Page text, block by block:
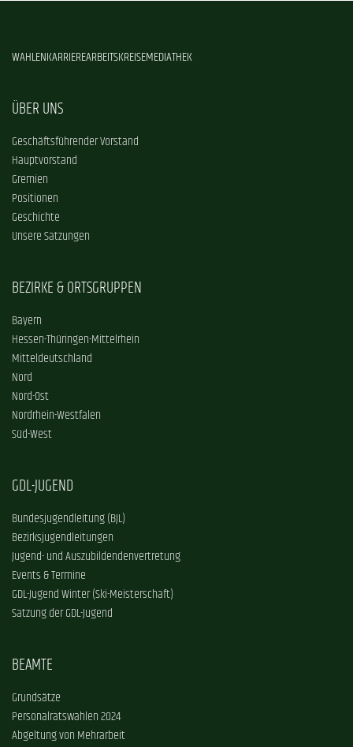
WAHLENKARRIEREARBEITSKREISEMEDIATHEK
ÜBER UNS
Geschäftsführender Vorstand
Hauptvorstand
Gremien
Positionen
Geschichte
Unsere Satzungen
BEZIRKE & ORTSGRUPPEN
Bayern
Hessen-Thüringen-Mittelrhein
Mitteldeutschland
Nord
Nord-Ost
Nordrhein-Westfalen
Süd-West
GDL-JUGEND
Bundesjugendleitung (BJL)
Bezirksjugendleitungen
Jugend- und Auszubildendenvertretung
Events & Termine
GDL-Jugend Winter (Ski-Meisterschaft)
Satzung der GDL-Jugend
BEAMTE
Grundsätze
Personalratswahlen 2024
Abgeltung von Mehrarbeit